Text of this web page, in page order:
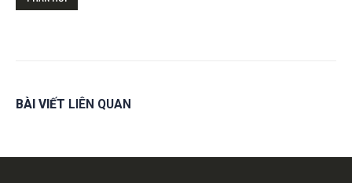
BÀI VIẾT LIÊN QUAN
Get in touch